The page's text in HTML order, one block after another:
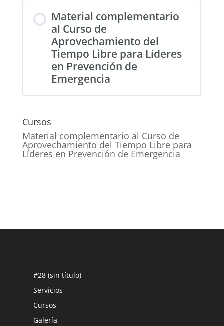
Material complementario
al Curso de
Aprovechamiento del
Tiempo Libre para Líderes
en Prevención de
Emergencia
Cursos
Material complementario al Curso de
Aprovechamiento del Tiempo Libre para
Líderes en Prevención de Emergencia
#28 (sin título)
Servicios
Cursos
Galería